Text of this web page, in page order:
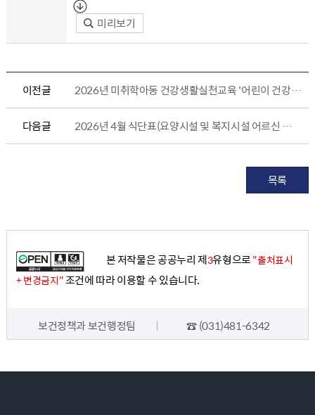
미리보기
이전글 2026년 미취학아동 건강생활실천교육 '어린이 건강 가꾸기' 참여 신청 안내
다음글 2026년 4월 식단표(요양시설 및 복지시설 어르신 식단 작성 참고용)
목록
본 저작물은 공공누리 제3유형으로"출처표시
+ 변경금지"조건에 따라 이용할 수 있습니다.
보건정책과 보건행정팀 ☎ (031)481-6342